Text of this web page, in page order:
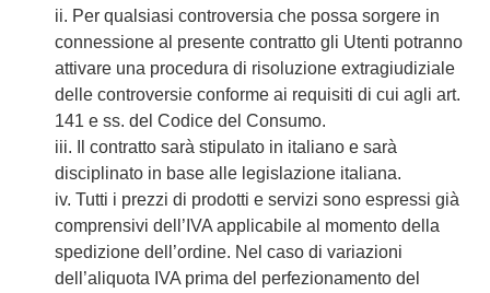
ii. Per qualsiasi controversia che possa sorgere in
connessione al presente contratto gli Utenti potranno
attivare una procedura di risoluzione extragiudiziale
delle controversie conforme ai requisiti di cui agli art.
141 e ss. del Codice del Consumo.
iii. Il contratto sarà stipulato in italiano e sarà
disciplinato in base alle legislazione italiana.
iv. Tutti i prezzi di prodotti e servizi sono espressi già
comprensivi dell’IVA applicabile al momento della
spedizione dell’ordine. Nel caso di variazioni
dell’aliquota IVA prima del perfezionamento del